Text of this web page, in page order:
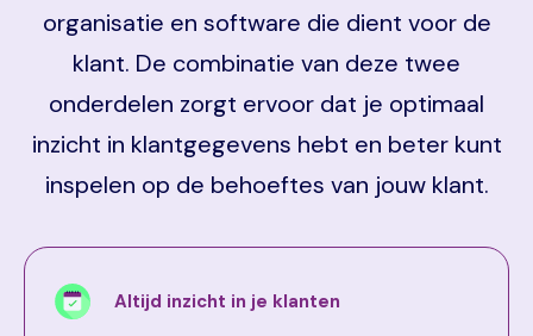
organisatie en software die dient voor de
klant. De combinatie van deze twee
onderdelen zorgt ervoor dat je optimaal
inzicht in klantgegevens hebt en beter kunt
inspelen op de behoeftes van jouw klant.
Altijd inzicht in je klanten